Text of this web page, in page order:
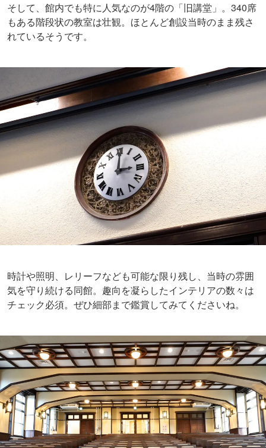
そして、館内でも特に人気なのが4階の「旧講堂」。340席
もある階段状の教室は壮観。ほとんど創設当時のまま残さ
れているそうです。
時計や照明、レリーフなども可能な限り残し、当時の雰囲
気を守り続ける同館。趣向を凝らしたインテリアの数々は
チェック必須。ぜひ細部まで鑑賞してみてくださいね。